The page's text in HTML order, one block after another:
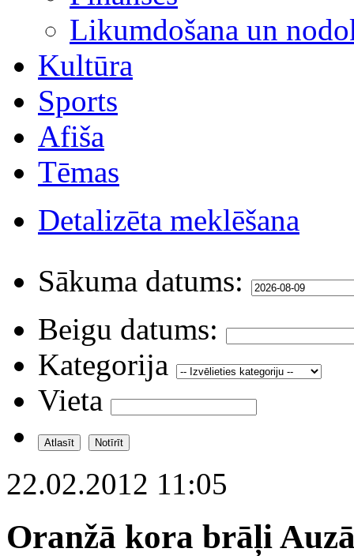
Likumdošana un
Kultūra
Sports
Afiša
Tēmas
Detalizēta meklēšana
Sākuma datums:
Beigu datums:
Kategorija
Vieta
22.02.2012 11:05
Oranžā kora brāļi